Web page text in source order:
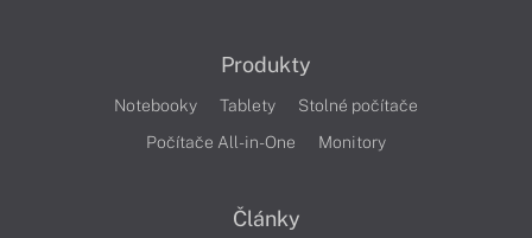
Produkty
Notebooky Tablety
Stolné počítače
Počítače All-in-One
Monitory
Články